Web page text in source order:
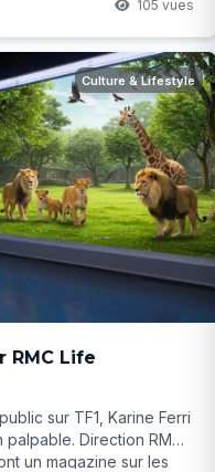
105 vues
Culture & Lifestyle
RMC Life
sur TF1, Karine Ferri
Direction RMC
un magazine sur les